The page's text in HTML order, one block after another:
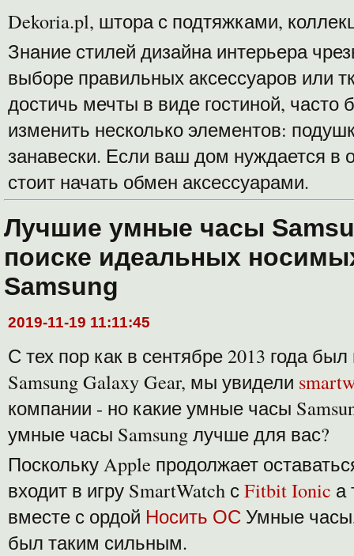
Dekoria.pl, штора с подтяжками,
Знание стилей дизайна интерьера
выборе правильных аксессуаров или
достичь мечты в виде гостиной, часто
изменить несколько элементов:
занавески. Если ваш дом нуждается в
стоит начать обмен аксессуарами.
Лучшие умные часы
поиске идеальных
Samsung
2019-11-19 11:11:45
С тех пор как в сентябре 2013 года
Samsung Galaxy Gear, мы увидели
компании - но какие умные часы
умные часы Samsung лучше для вас?
Поскольку Apple продолжает
входит в игру SmartWatch сFitbit Ionic а
вместе с ордой Носить ОС Умные
был таким сильным.